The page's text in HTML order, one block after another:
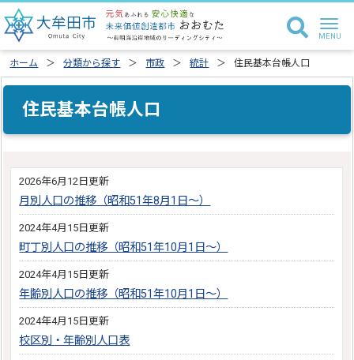
ホーム 分類から探す 市政 統計 住民基本台帳人口
住民基本台帳人口
2026年6月12日更新
月別人口の推移（昭和51年8月1日～）
2024年4月15日更新
町丁別人口の推移（昭和51年10月1日～）
2024年4月15日更新
年齢別人口の推移（昭和51年10月1日～）
2024年4月15日更新
校区別・年齢別人口表